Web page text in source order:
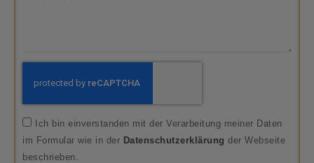
Ich bin einverstanden mit der Verarbeitung meiner Daten
im Formular wie in der Datenschutzerklärung der Webseite
beschrieben.